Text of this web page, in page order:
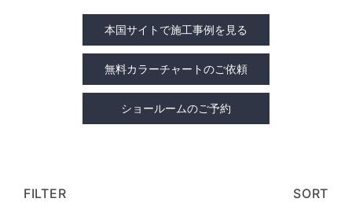
本国サイトで施工事例を見る
無料カラーチャートのご依頼
ショールームのご予約
FILTER SORT